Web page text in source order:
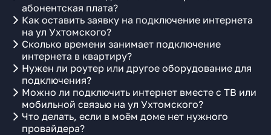
абонентская плата?
Как оставить заявку на подключение интернета
на ул Ухтомского?
Сколько времени занимает подключение
интернета в квартиру?
Нужен ли роутер или другое оборудование для
подключения?
Можно ли подключить интернет вместе с ТВ или
мобильной связью на ул Ухтомского?
Что делать, если в моём доме нет нужного
провайдера?